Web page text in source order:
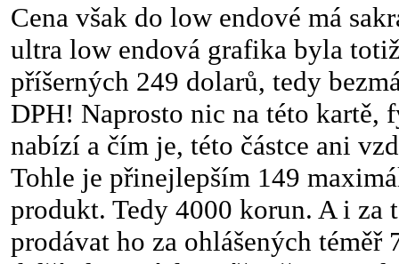
Cena však do low endové má
ultra low endová grafika byla
příšerných 249 dolarů, tedy
DPH! Naprosto nic na této kartě,
nabízí a čím je, této částce ani
Tohle je přinejlepším 149
produkt. Tedy 4000 korun. A i za
prodávat ho za ohlášených téměř